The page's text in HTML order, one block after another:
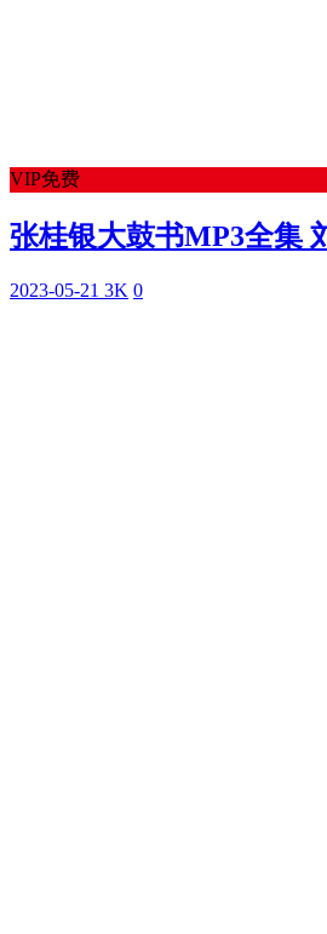
VIP免费
张桂银大鼓书MP3全集
2023-05-21 3K 0